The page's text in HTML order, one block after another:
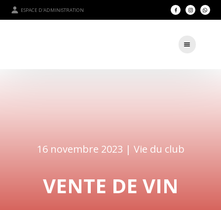
ESPACE D'ADMINISTRATION
16 novembre 2023 | Vie du club
VENTE DE VIN